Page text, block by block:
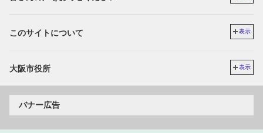
このサイトについて 表示
大阪市役所 表示
バナー広告